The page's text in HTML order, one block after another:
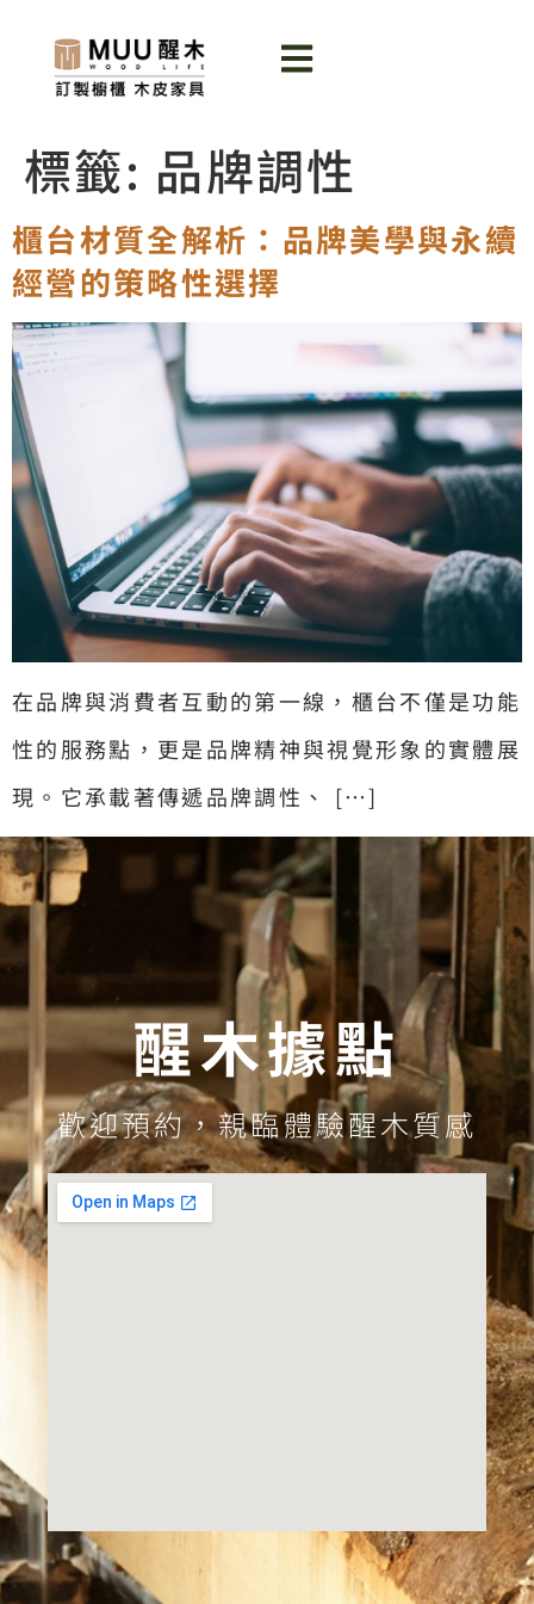
標籤: 品牌調性
櫃台材質全解析：品牌美學與永續
經營的策略性選擇
在品牌與消費者互動的第一線，櫃台不僅是功能
性的服務點，更是品牌精神與視覺形象的實體展
現。它承載著傳遞品牌調性、 […]
醒木據點
歡迎預約，親臨體驗醒木質感